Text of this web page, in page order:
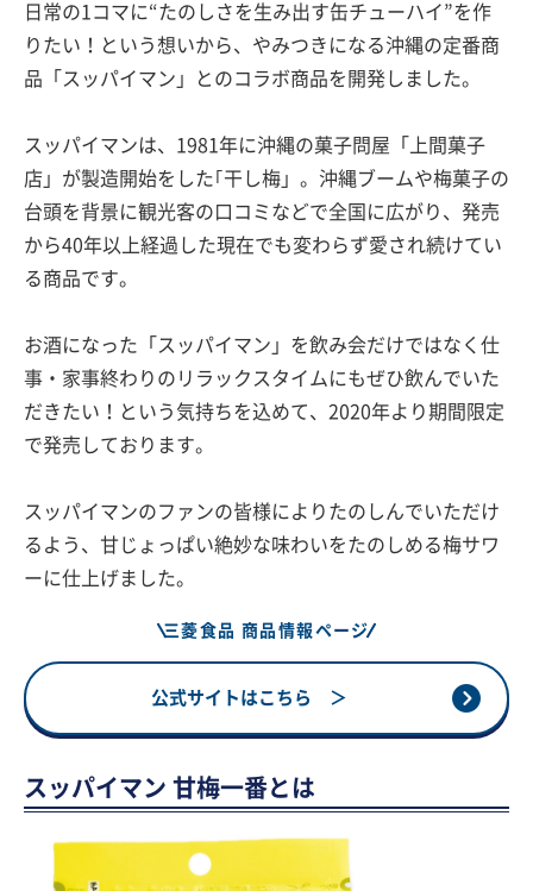
日常の1コマに“たのしさを生み出す缶チューハイ”を作
りたい！という想いから、やみつきになる沖縄の定番商
品「スッパイマン」とのコラボ商品を開発しました。
スッパイマンは、1981年に沖縄の菓子問屋「上間菓子
店」が製造開始をした｢干し梅」。沖縄ブームや梅菓子の
台頭を背景に観光客の口コミなどで全国に広がり、発売
から40年以上経過した現在でも変わらず愛され続けてい
る商品です。
お酒になった「スッパイマン」を飲み会だけではなく仕
事・家事終わりのリラックスタイムにもぜひ飲んでいた
だきたい！という気持ちを込めて、2020年より期間限定
で発売しております。
スッパイマンのファンの皆様によりたのしんでいただけ
るよう、甘じょっぱい絶妙な味わいをたのしめる梅サワ
ーに仕上げました。
三菱食品 商品情報ページ
公式サイトはこちら ＞
スッパイマン 甘梅一番とは